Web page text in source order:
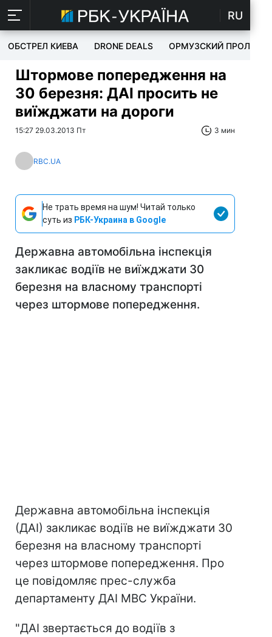
RU
ОБСТРЕЛ КИЕВА DRONE DEALS ОРМУЗСКИЙ ПРОЛИВ
Штормове попередження на
30 березня: ДАІ просить не
виїжджати на дороги
15:27 29.03.2013 Пт 3 мин
RBC.UA
Не трать время на шум! Читай только
суть из РБК-Украина в Google
Державна автомобільна інспекція
закликає водіїв не виїжджати 30
березня на власному транспорті
через штормове попередження.
Державна автомобільна інспекція
(ДАІ) закликає водіїв не виїжджати 30
березня на власному транспорті
через штормове попередження. Про
це повідомляє прес-служба
департаменту ДАІ МВС України.
"ДАІ звертається до водіїв з